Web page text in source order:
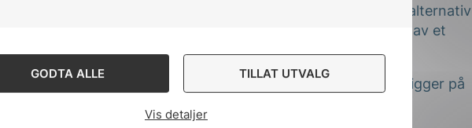
GODTA ALLE TILLAT UTVALG
Vis detaljer
anser et slikt internasjonalt program som et bedre alternativ
løsning. IEC samarbeider også med FN om etablering av et
Cyber Security regelverk.
fra et IEC webinar om Cyber Security sertifisering foreligger på